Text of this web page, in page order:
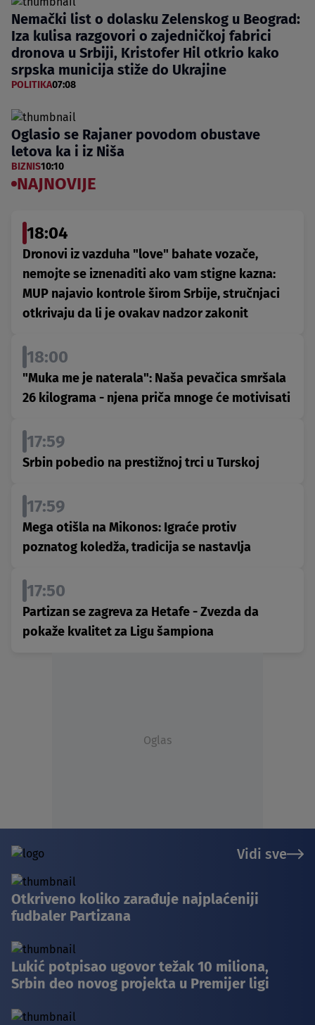
Nemački list o dolasku Zelenskog u Beograd:
Iza kulisa razgovori o zajedničkoj fabrici
dronova u Srbiji, Kristofer Hil otkrio kako
srpska municija stiže do Ukrajine
POLITIKA07:08
Oglasio se Rajaner povodom obustave
letova ka i iz Niša
BIZNIS10:10
NAJNOVIJE
18:04
Dronovi iz vazduha "love" bahate vozače,
nemojte se iznenaditi ako vam stigne kazna:
MUP najavio kontrole širom Srbije, stručnjaci
otkrivaju da li je ovakav nadzor zakonit
18:00
"Muka me je naterala": Naša pevačica smršala
26 kilograma - njena priča mnoge će motivisati
17:59
Srbin pobedio na prestižnoj trci u Turskoj
17:59
Mega otišla na Mikonos: Igraće protiv
poznatog koledža, tradicija se nastavlja
17:50
Partizan se zagreva za Hetafe - Zvezda da
pokaže kvalitet za Ligu šampiona
Oglas
Vidi sve
Otkriveno koliko zarađuje najplaćeniji
fudbaler Partizana
Lukić potpisao ugovor težak 10 miliona,
Srbin deo novog projekta u Premijer ligi